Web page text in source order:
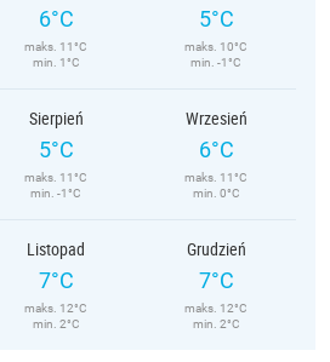
6°C
maks. 11°C
min. 1°C
5°C
maks. 10°C
min. -1°C
Sierpień
5°C
maks. 11°C
min. -1°C
Wrzesień
6°C
maks. 11°C
min. 0°C
Listopad
7°C
maks. 12°C
min. 2°C
Grudzień
7°C
maks. 12°C
min. 2°C